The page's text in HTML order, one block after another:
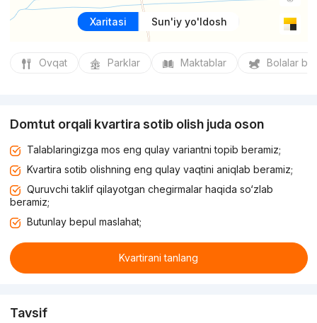
Xaritasi Sun'iy yo'ldosh
Ovqat Parklar Maktablar Bolalar
Domtut orqali kvartira sotib olish juda oson
Talablaringizga mos eng qulay variantni topib beramiz;
Kvartira sotib olishning eng qulay vaqtini aniqlab beramiz;
Quruvchi taklif qilayotgan chegirmalar haqida so‘zlab
beramiz;
Butunlay bepul maslahat;
Kvartirani tanlang
Tavsif